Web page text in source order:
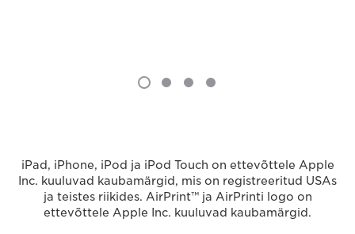
iPad, iPhone, iPod ja iPod Touch on ettevõttele Apple
Inc. kuuluvad kaubamärgid, mis on registreeritud USAs
ja teistes riikides. AirPrint™ ja AirPrinti logo on
ettevõttele Apple Inc. kuuluvad kaubamärgid.